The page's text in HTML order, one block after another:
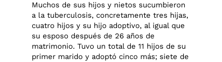
Muchos de sus hijos y nietos sucumbieron
a la tuberculosis, concretamente tres hijas,
cuatro hijos y su hijo adoptivo, al igual que
su esposo después de 26 años de
matrimonio. Tuvo un total de 11 hijos de su
primer marido y adoptó cinco más; siete de